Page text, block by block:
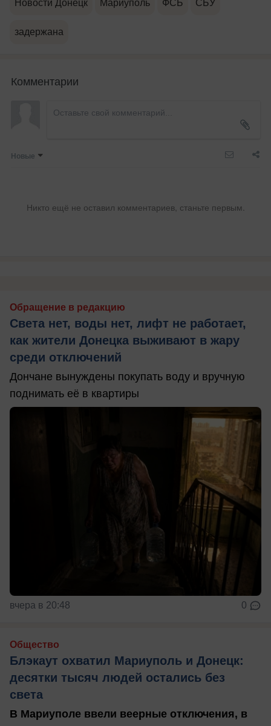
Новости Донецк Мариуполь ФСБ СБУ
задержана
Комментарии
Новые
Никто ещё не оставил комментариев, станьте первым.
Обращение в редакцию
Света нет, воды нет, лифт не работает,
как жители Донецка выживают в жару
среди отключений
Дончане вынуждены покупать воду и вручную
поднимать её в квартиры
вчера в 20:48 0
Общество
Блэкаут охватил Мариуполь и Донецк:
десятки тысяч людей остались без
света
В Мариуполе ввели веерные отключения, в